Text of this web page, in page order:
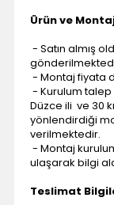
Ürün ve
- Satın almış
- Montaj fiyata
- Kurulum
Düzce ili ve 30
yönlendirdiği
verilmektedir.
- Montaj
ulaşarak bilgi
Teslimat